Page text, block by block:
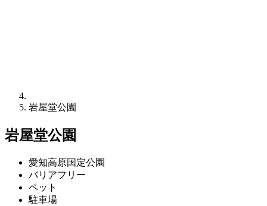
岩屋堂公園
岩屋堂公園
愛知高原国定公園
バリアフリー
ペット
駐車場